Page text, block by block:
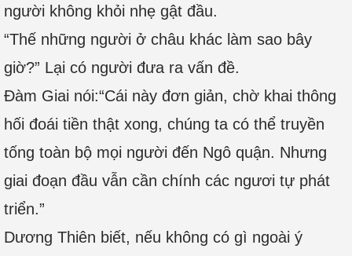
người không khỏi nhẹ gật đầu.
“Thế những người ở châu khác làm sao bây
giờ?” Lại có người đưa ra vấn đề.
Đàm Giai nói:“Cái này đơn giản, chờ khai thông
hối đoái tiền thật xong, chúng ta có thể truyền
tống toàn bộ mọi người đến Ngô quận. Nhưng
giai đoạn đầu vẫn cần chính các ngươi tự phát
triển.”
Dương Thiên biết, nếu không có gì ngoài ý